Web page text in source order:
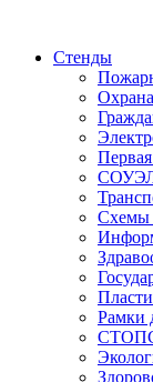
Стенды
Схемы
Рамки